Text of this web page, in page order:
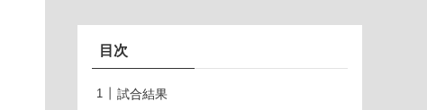
目次
試合結果